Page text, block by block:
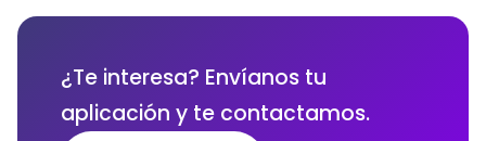
¿Te interesa? Envíanos tu
aplicación y te contactamos.